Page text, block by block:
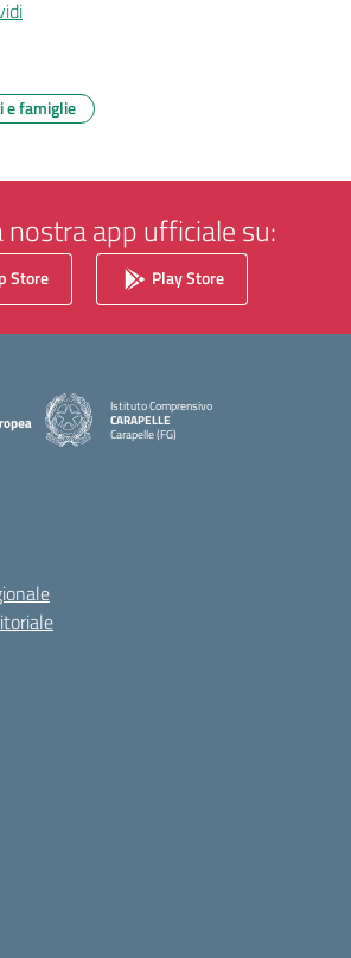
e famiglie
nostra app ufficiale su:
Store Play Store
Istituto Comprensivo
CARAPELLE
Carapelle (FG)
— Visita la pagina iniziale della scuola